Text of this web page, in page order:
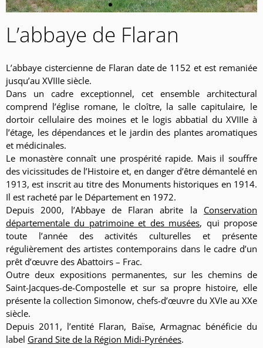
L’abbaye de Flaran
L’abbaye cistercienne de Flaran date de 1152 et est remaniée
jusqu’au XVIIIe siècle.
Dans un cadre exceptionnel, cet ensemble architectural
comprend l’église romane, le cloître, la salle capitulaire, le
dortoir cellulaire des moines et le logis abbatial du XVIIIe à
l’étage, les dépendances et le jardin des plantes aromatiques
et médicinales.
Le monastère connaît une prospérité rapide. Mais il souffre
des vicissitudes de l’Histoire et, en danger d’être démantelé en
1913, est inscrit au titre des Monuments historiques en 1914.
Il est racheté par le Département en 1972.
Depuis 2000, l’Abbaye de Flaran abrite la Conservation
départementale du patrimoine et des musées, qui propose
toute l’année des activités culturelles et présente
régulièrement des artistes contemporains dans le cadre d’un
prêt d’œuvre des Abattoirs – Frac.
Outre deux expositions permanentes, sur les chemins de
Saint-Jacques-de-Compostelle et sur sa propre histoire, elle
présente la collection Simonow, chefs-d’œuvre du XVIe au XXe
siècle.
Depuis 2011, l’entité Flaran, Baïse, Armagnac bénéficie du
label Grand Site de la Région Midi-Pyrénées.